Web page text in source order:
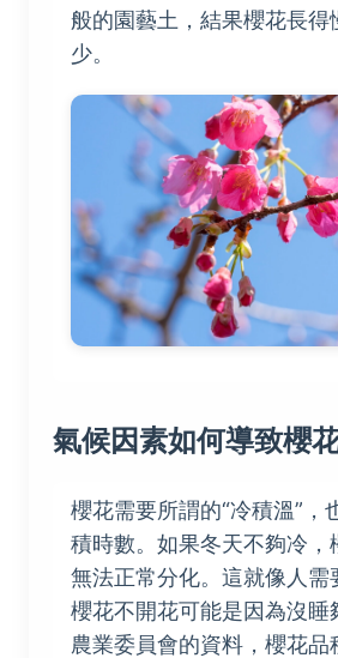
般的園藝土，結果櫻花長得
少。
氣候因素如何導致櫻
櫻花需要所謂的“冷積溫”，
積時數。如果冬天不夠冷，
無法正常分化。這就像人需
櫻花不開花可能是因為沒睡
農業委員會的資料，櫻花品